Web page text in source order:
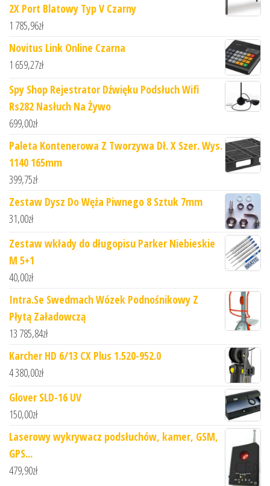
2X Port Blatowy Typ V Czarny
1 785,96zł
Novitus Link Online Czarna
1 659,27zł
Spy Shop Rejestrator Dźwięku Podsłuch Wifi
Rs282 Nasłuch Na Żywo
699,00zł
Paleta Kontenerowa Z Tworzywa Dł. X Szer. Wys.
1140 165mm
399,75zł
Zestaw Dysz Do Węża Piwnego 8 Sztuk 7mm
31,00zł
Zestaw wkłady do długopisu Parker Niebieskie
M 5+1
40,00zł
Intra.Se Swedmach Wózek Podnośnikowy Z
Płytą Załadowczą
13 785,84zł
Karcher HD 6/13 CX Plus 1.520-952.0
4 380,00zł
Glover SLD-16 UV
150,00zł
Laserowy wykrywacz podsłuchów, kamer, GSM,
GPS...
479,90zł